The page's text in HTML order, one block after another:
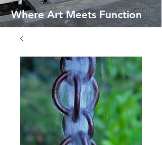
Where Art Meets Function